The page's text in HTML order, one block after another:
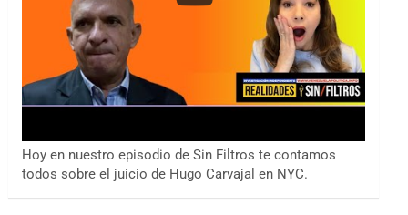
Hoy en nuestro episodio de Sin Filtros te contamos
todos sobre el juicio de Hugo Carvajal en NYC.